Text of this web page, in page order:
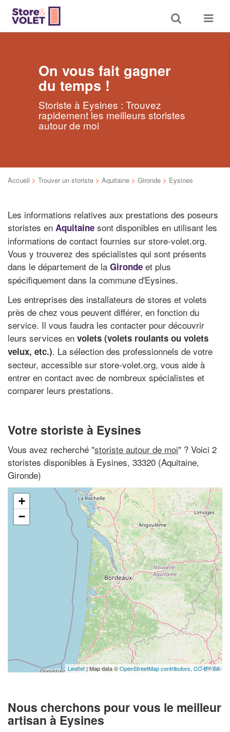
Toggle
search
Toggle
On vous fait gagner
du temps !
Storiste à Eysines : Trouvez
rapidement les meilleurs storistes
autour de moi
Accueil > Trouver un storiste > Aquitaine > Gironde > Eysines
Les informations relatives aux prestations des poseurs
storistes en Aquitaine sont disponibles en utilisant les
informations de contact fournies sur store-volet.org.
Vous y trouverez des spécialistes qui sont présents
dans le département de la Gironde et plus
spécifiquement dans la commune d'Eysines.
Les entreprises des installateurs de stores et volets
près de chez vous peuvent différer, en fonction du
service. Il vous faudra les contacter pour découvrir
leurs services en volets (volets roulants ou volets
velux, etc.). La sélection des professionnels de votre
secteur, accessible sur store-volet.org, vous aide à
entrer en contact avec de nombreux spécialistes et
comparer leurs prestations.
Votre storiste à Eysines
Vous avez recherché "storiste autour de moi" ? Voici 2
storistes disponibles à Eysines, 33320 (Aquitaine,
Gironde)
+
−
Leaflet | Map data ©OpenStreetMap contributors, CC-BY-SA
Nous cherchons pour vous le meilleur
artisan à Eysines